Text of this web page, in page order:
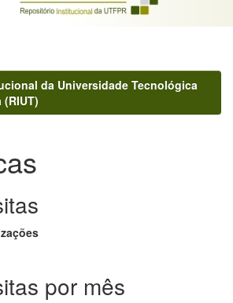
da Universidade Tecnológica
(RIUT)
por mês